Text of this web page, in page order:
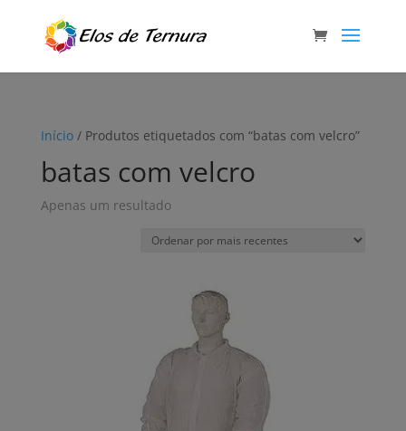
Início/ Produtos etiquetados com “batas com velcro”
batas com velcro
Apenas um resultado